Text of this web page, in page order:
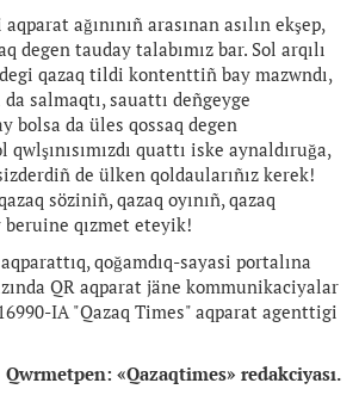
ağınınıñ arasınan asılın ekşep,
degen tauday talabımız bar. Sol arqılı
qazaq tildi kontenttiñ bay mazwndı,
salmaqtı, sauattı deñgeyge
bolsa da üles qossaq degen
qwlşınısımızdı quattı iske aynaldıruğa,
de ülken qoldaularıñız kerek!
söziniñ, qazaq oyınıñ, qazaq
qızmet eteyik!
qoğamdıq-sayasi portalına
QR aqparat jäne kommunikaciyalar
IA "Qazaq Times" aqparat agenttigi
Qwrmetpen: «Qazaqtimes» redakciyası.